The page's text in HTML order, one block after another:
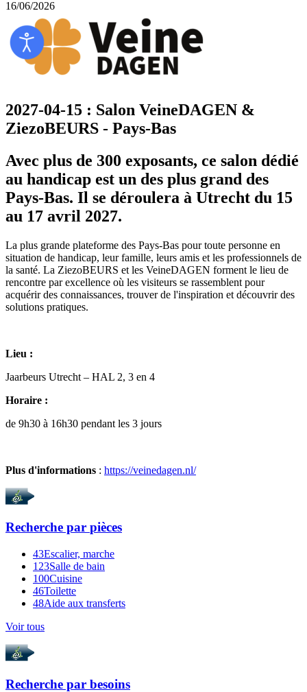
16/06/2026
2027-04-15 : Salon VeineDAGEN &
ZiezoBEURS - Pays-Bas
Avec plus de 300 exposants, ce salon dédié
au handicap est un des plus grand des
Pays-Bas. Il se déroulera à Utrecht du 15
au 17 avril 2027.
La plus grande plateforme des Pays-Bas pour toute personne en
situation de handicap, leur famille, leurs amis et les professionnels de
la santé. La ZiezoBEURS et les VeineDAGEN forment le lieu de
rencontre par excellence où les visiteurs se rassemblent pour
acquérir des connaissances, trouver de l'inspiration et découvrir des
solutions pratiques.
Lieu :
Jaarbeurs Utrecht – HAL 2, 3 en 4
Horaire :
de 9h30 à 16h30 pendant les 3 jours
Plus d'informations : https://veinedagen.nl/
Recherche par pièces
43Escalier, marche
123Salle de bain
100Cuisine
46Toilette
48Aide aux transferts
Voir tous
Recherche par besoins